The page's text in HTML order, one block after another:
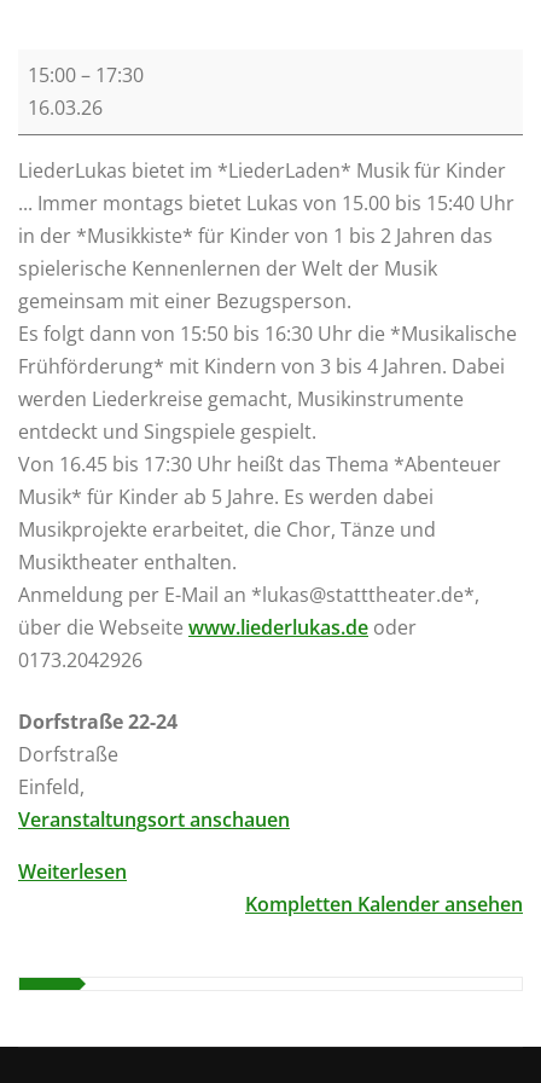
e
d
r
L
a
d
e
n
15:00– 17:30
16.03.26
LiederLukas bietet im *LiederLaden* Musik für Kinder
... Immer montags bietet Lukas von 15.00 bis 15:40 Uhr
in der *Musikkiste* für Kinder von 1 bis 2 Jahren das
spielerische Kennenlernen der Welt der Musik
gemeinsam mit einer Bezugsperson.
Es folgt dann von 15:50 bis 16:30 Uhr die *Musikalische
Frühförderung* mit Kindern von 3 bis 4 Jahren. Dabei
werden Liederkreise gemacht, Musikinstrumente
entdeckt und Singspiele gespielt.
Von 16.45 bis 17:30 Uhr heißt das Thema *Abenteuer
Musik* für Kinder ab 5 Jahre. Es werden dabei
Musikprojekte erarbeitet, die Chor, Tänze und
Musiktheater enthalten.
Anmeldung per E-Mail an *lukas@statttheater.de*,
über die Webseite www.liederlukas.de oder
0173.2042926
Dorfstraße 22-24
Dorfstraße
Einfeld,
Veranstaltungsort anschauen
Weiterlesen
Kompletten Kalender ansehen